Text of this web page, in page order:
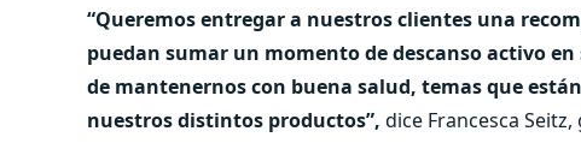
“Queremos entregar a nuestros clientes una
puedan sumar un momento de descanso activo
de mantenernos con buena salud, temas que
nuestros distintos productos”, dice Francesca